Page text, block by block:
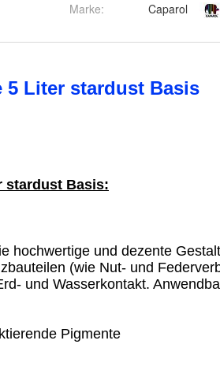
Marke: Caparol